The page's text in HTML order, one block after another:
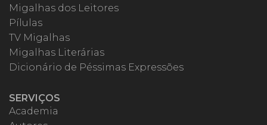
Migalhas dos Leitores
Pílulas
TV Migalhas
Migalhas Literárias
Dicionário de Péssimas Expressões
SERVIÇOS
Academia